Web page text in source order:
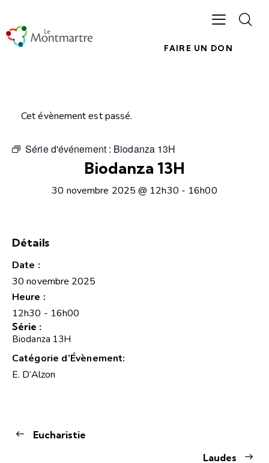
FAIRE UN DON
Cet évènement est passé.
Série d'événement : Biodanza 13H
Biodanza 13H
30 novembre 2025 @ 12h30 - 16h00
Détails
Date :
30 novembre 2025
Heure :
12h30 - 16h00
Série :
Biodanza 13H
Catégorie d’Évènement:
E. D’Alzon
Eucharistie
Laudes